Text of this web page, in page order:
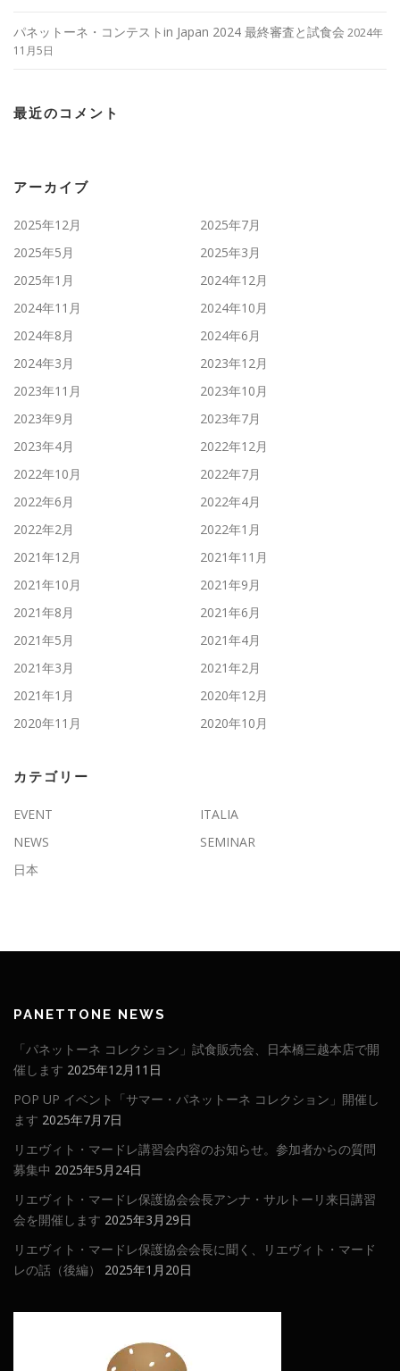
パネットーネ・コンテストin Japan 2024 最終審査と試食会 2024年
11月5日
最近のコメント
アーカイブ
2025年12月
2025年7月
2025年5月
2025年3月
2025年1月
2024年12月
2024年11月
2024年10月
2024年8月
2024年6月
2024年3月
2023年12月
2023年11月
2023年10月
2023年9月
2023年7月
2023年4月
2022年12月
2022年10月
2022年7月
2022年6月
2022年4月
2022年2月
2022年1月
2021年12月
2021年11月
2021年10月
2021年9月
2021年8月
2021年6月
2021年5月
2021年4月
2021年3月
2021年2月
2021年1月
2020年12月
2020年11月
2020年10月
カテゴリー
EVENT
ITALIA
NEWS
SEMINAR
日本
PANETTONE NEWS
「パネットーネ コレクション」試食販売会、日本橋三越本店で開
催します 2025年12月11日
POP UP イベント「サマー・パネットーネ コレクション」開催し
ます 2025年7月7日
リエヴィト・マードレ講習会内容のお知らせ。参加者からの質問
募集中 2025年5月24日
リエヴィト・マードレ保護協会会長アンナ・サルトーリ来日講習
会を開催します 2025年3月29日
リエヴィト・マードレ保護協会会長に聞く、リエヴィト・マード
レの話（後編）
2025年1月20日